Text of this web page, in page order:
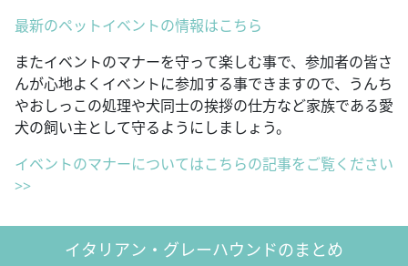
最新のペットイベントの情報はこちら
またイベントのマナーを守って楽しむ事で、参加者の皆さ
んが心地よくイベントに参加する事できますので、うんち
やおしっこの処理や犬同士の挨拶の仕方など家族である愛
犬の飼い主として守るようにしましょう。
イベントのマナーについてはこちらの記事をご覧ください
>>
イタリアン・グレーハウンドのまとめ